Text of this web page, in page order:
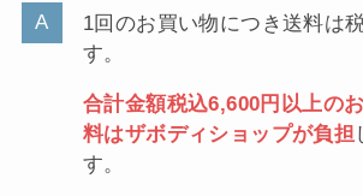
1回のお買い物につき送料は
す。
合計金額税込6,600円以上の
料はザボディショップが負担
す。